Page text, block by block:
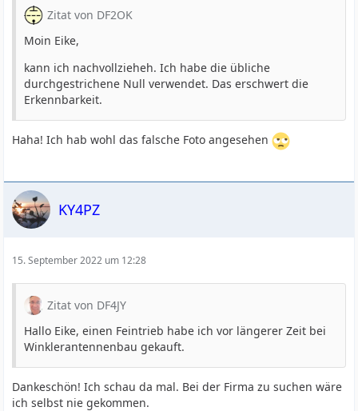
Zitat von DF2OK
Moin Eike,
kann ich nachvollzieheh. Ich habe die übliche
durchgestrichene Null verwendet. Das erschwert die
Erkennbarkeit.
Haha! Ich hab wohl das falsche Foto angesehen
KY4PZ
15. September 2022 um 12:28
Zitat von DF4JY
Hallo Eike, einen Feintrieb habe ich vor längerer Zeit bei
Winklerantennenbau gekauft.
Dankeschön! Ich schau da mal. Bei der Firma zu suchen wäre
ich selbst nie gekommen.